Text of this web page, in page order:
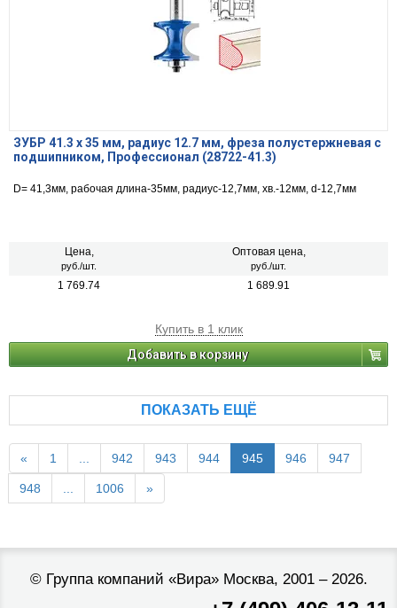
ЗУБР 41.3 x 35 мм, радиус 12.7 мм, фреза полустержневая с
подшипником, Профессионал (28722-41.3)
D= 41,3мм, рабочая длина-35мм, радиус-12,7мм, хв.-12мм, d-12,7мм
Цена,
руб./шт.
Оптовая цена,
руб./шт.
1 769.74 1 689.91
Купить в 1 клик
Добавить в корзину
ПОКАЗАТЬ ЕЩЁ
« 1 ... 942 943 944 945 946 947
948 ... 1006 »
© Группа компаний «Вира»Москва, 2001 – 2026.